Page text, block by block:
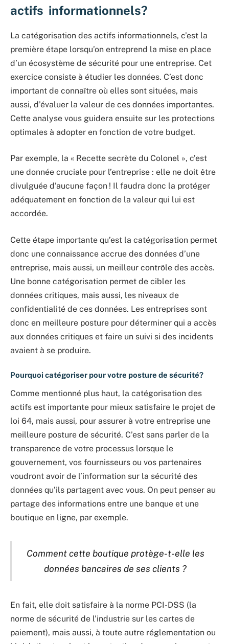
actifs informationnels?
La catégorisation des actifs informationnels, c’est la
première étape lorsqu’on entreprend la mise en place
d’un écosystème de sécurité pour une entreprise. Cet
exercice consiste à étudier les données. C’est donc
important de connaître où elles sont situées, mais
aussi, d’évaluer la valeur de ces données importantes.
Cette analyse vous guidera ensuite sur les protections
optimales à adopter en fonction de votre budget.
Par exemple, la « Recette secrète du Colonel », c’est
une donnée cruciale pour l’entreprise : elle ne doit être
divulguée d’aucune façon ! Il faudra donc la protéger
adéquatement en fonction de la valeur qui lui est
accordée.
Cette étape importante qu’est la catégorisation permet
donc une connaissance accrue des données d’une
entreprise, mais aussi, un meilleur contrôle des accès.
Une bonne catégorisation permet de cibler les
données critiques, mais aussi, les niveaux de
confidentialité de ces données. Les entreprises sont
donc en meilleure posture pour déterminer qui a accès
aux données critiques et faire un suivi si des incidents
avaient à se produire.
Pourquoi catégoriser pour votre posture de sécurité?
Comme mentionné plus haut, la catégorisation des
actifs est importante pour mieux satisfaire le projet de
loi 64, mais aussi, pour assurer à votre entreprise une
meilleure posture de sécurité. C’est sans parler de la
transparence de votre processus lorsque le
gouvernement, vos fournisseurs ou vos partenaires
voudront avoir de l’information sur la sécurité des
données qu’ils partagent avec vous. On peut penser au
partage des informations entre une banque et une
boutique en ligne, par exemple.
Comment cette boutique protège-t-elle les
données bancaires de ses clients ?
En fait, elle doit satisfaire à la norme PCI-DSS (la
norme de sécurité de l’industrie sur les cartes de
paiement), mais aussi, à toute autre réglementation ou